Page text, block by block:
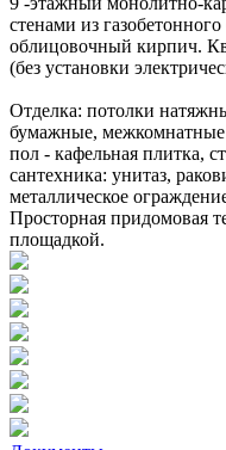
стенами из
облицовочный кирпич.
(без установки
Отделка: потолки
бумажные, межкомнатные
пол - кафельная плитка,
сантехника: унитаз,
металлическое
Просторная придомовая
площадкой.